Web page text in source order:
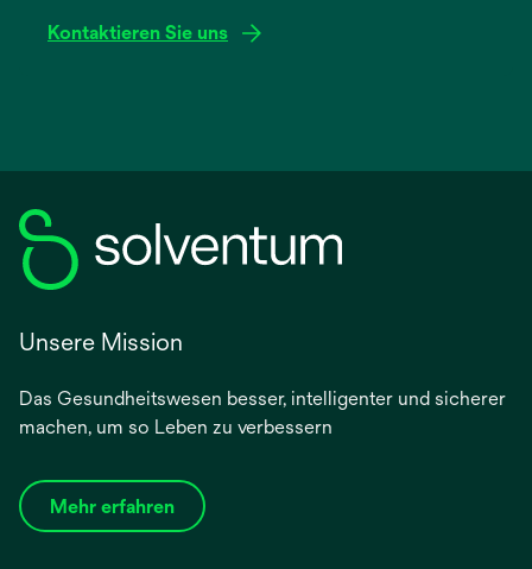
Kontaktieren Sie uns
Unsere Mission
Das Gesundheitswesen besser, intelligenter und sicherer
machen, um so Leben zu verbessern
Mehr erfahren